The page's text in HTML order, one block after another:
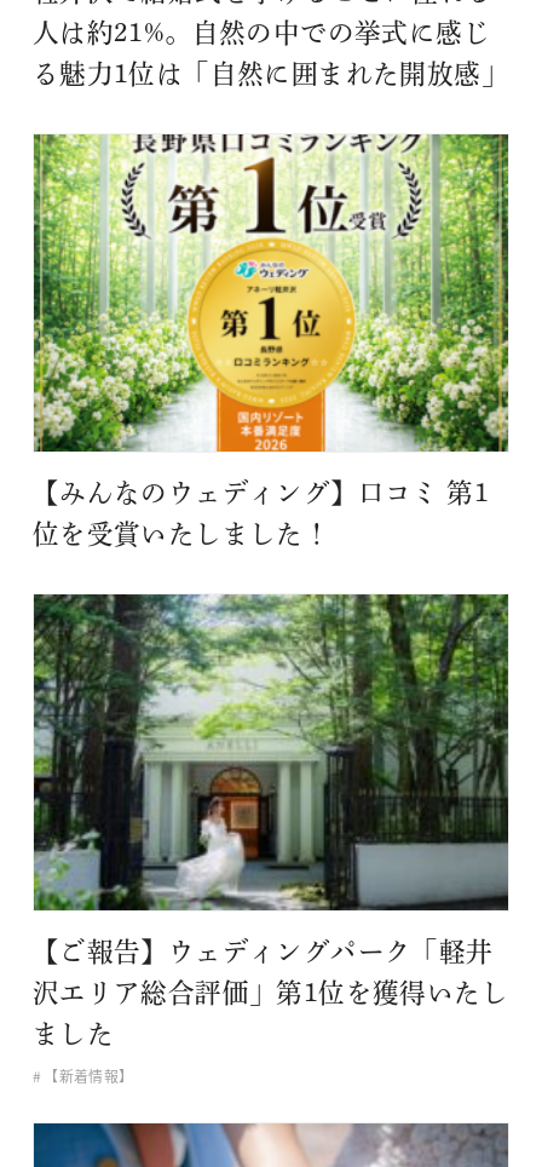
人は約21%。自然の中での挙式に感じ
る魅力1位は「自然に囲まれた開放感」
【みんなのウェディング】口コミ 第1
位を受賞いたしました！
【ご報告】ウェディングパーク「軽井
沢エリア総合評価」第1位を獲得いたし
ました
【新着情報】